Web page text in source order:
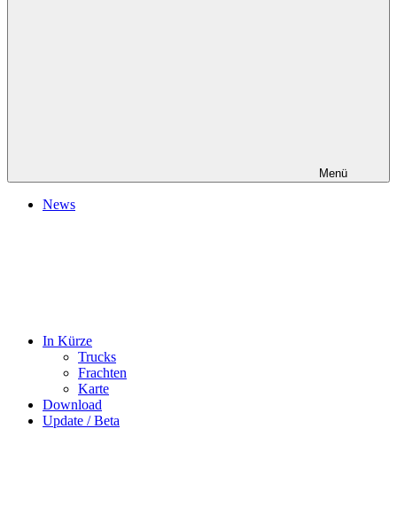
Menü
News
In Kürze
Trucks
Frachten
Karte
Download
Update / Beta